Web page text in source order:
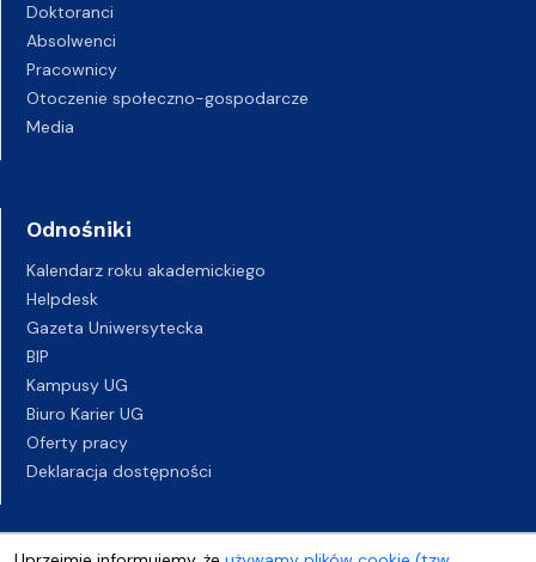
Doktoranci
Absolwenci
Pracownicy
Otoczenie społeczno-gospodarcze
Media
Odnośniki
Kalendarz roku akademickiego
Helpdesk
Gazeta Uniwersytecka
BIP
Kampusy UG
Biuro Karier UG
Oferty pracy
Deklaracja dostępności